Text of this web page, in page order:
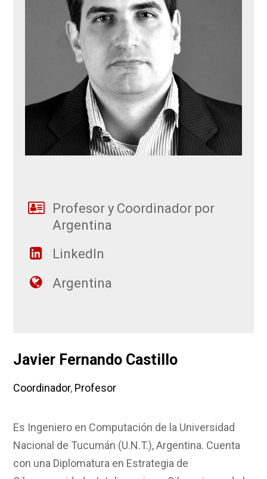
Profesor y Coordinador por
Argentina
LinkedIn
Argentina
Javier Fernando Castillo
Coordinador, Profesor
Es Ingeniero en Computación de la Universidad
Nacional de Tucumán (U.N.T.), Argentina. Cuenta
con una Diplomatura en Estrategia de